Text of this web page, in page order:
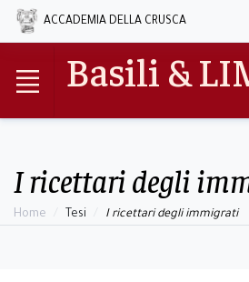
ACCADEMIA DELLA CRUSCA
Basili &
I ricettari degli
Home Tesi I ricettari degli immigrati